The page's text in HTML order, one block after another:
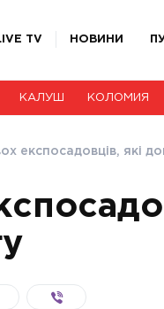
TV НОВИНИ
КАЛУШ КОЛОМИЯ
експосадовців, які